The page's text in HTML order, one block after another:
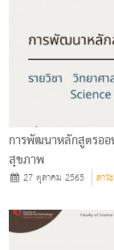
การพัฒนาหลักสูตรออ
สุขภาพ
27 ตุลาคม 2565 สาร